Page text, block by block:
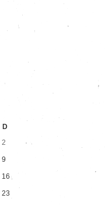
D
2
9
16
23